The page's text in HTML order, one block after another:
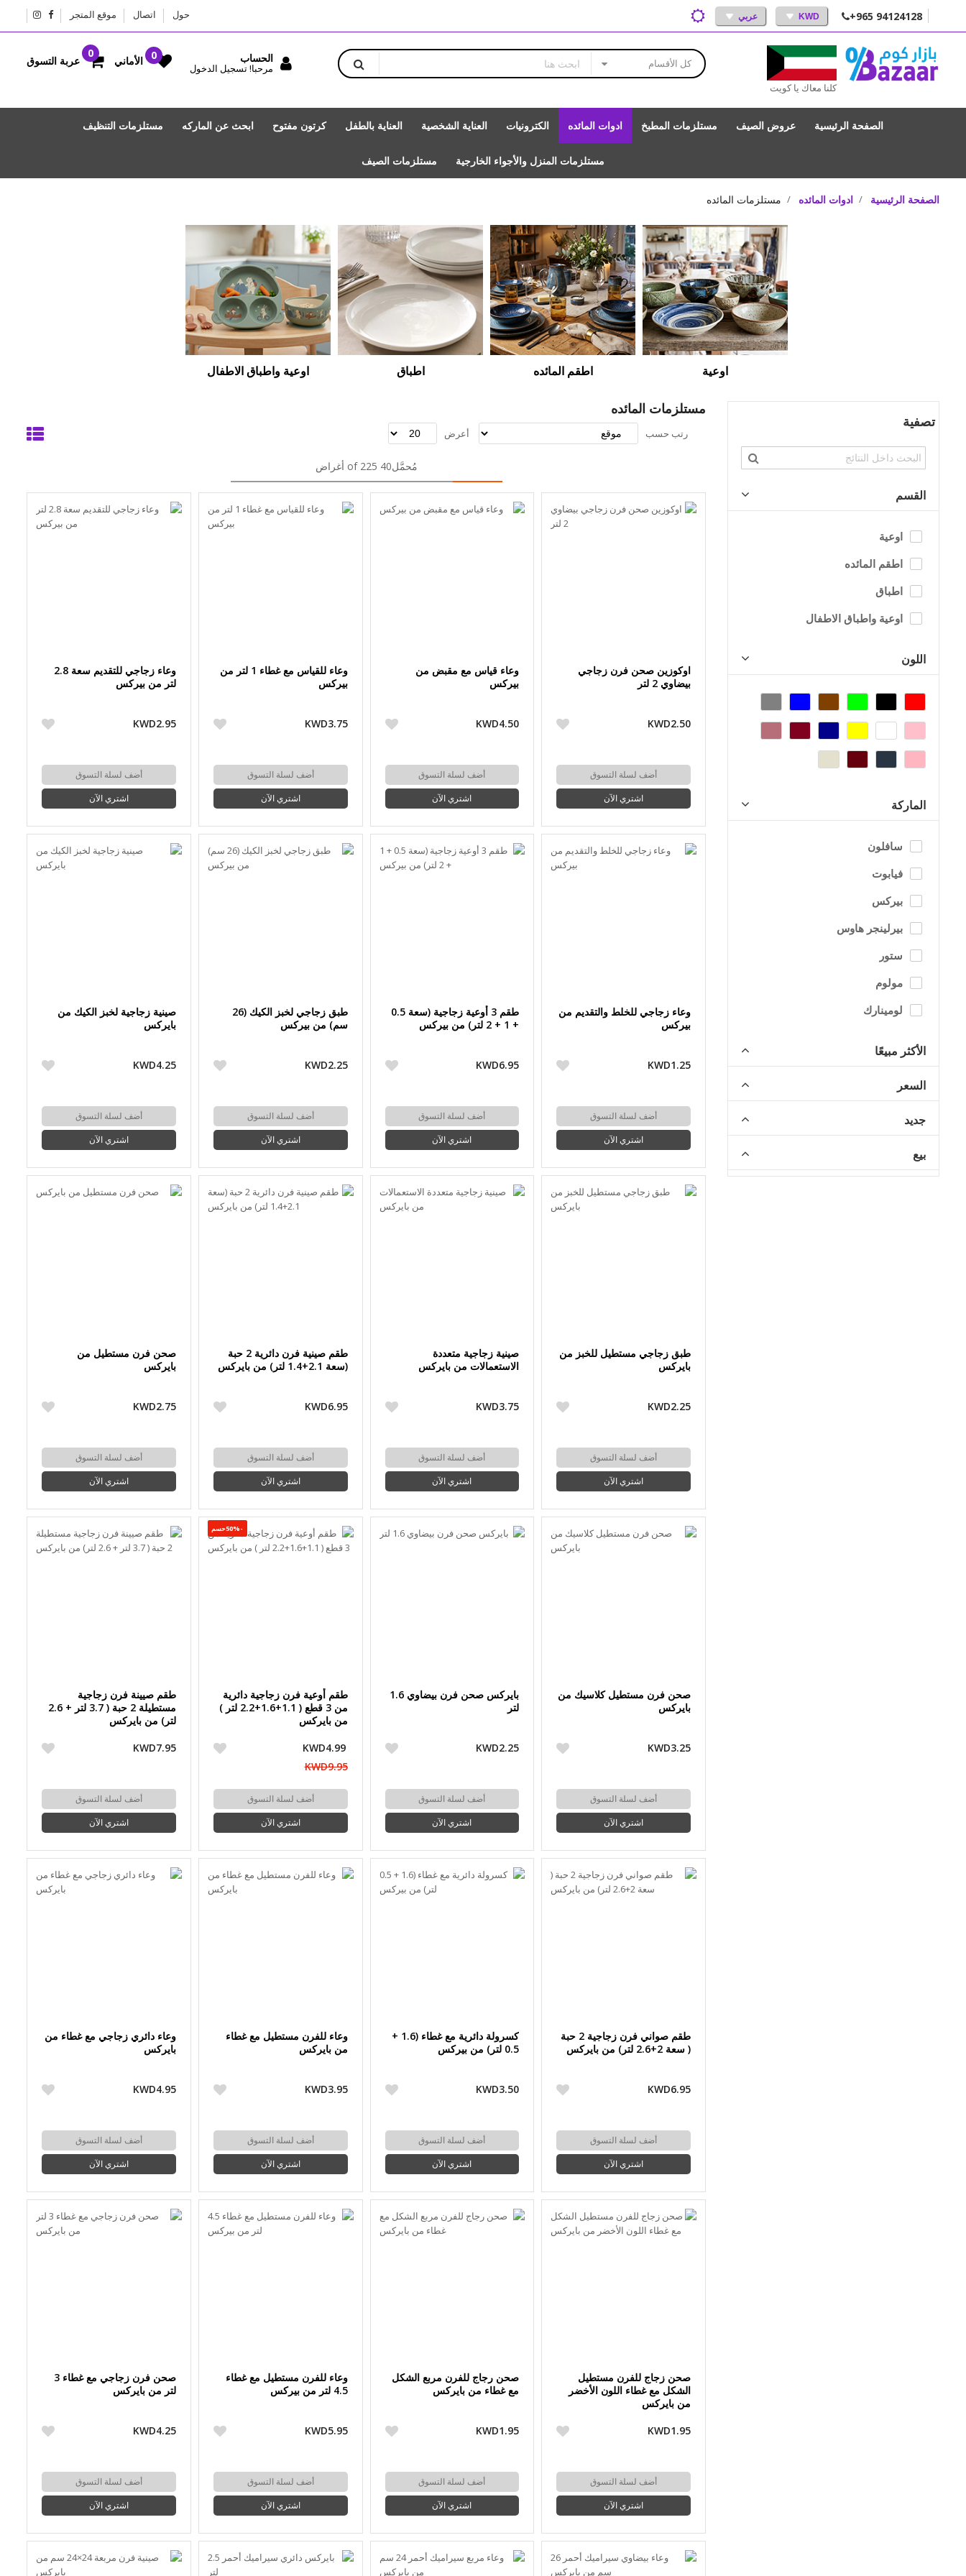
+965 94124128
KWD عربي حول اتصال موقع المتجر
كلنا معاك يا كويت
كل الأقسام
الصفحة الرئيسية عروض الصيف مستلزمات المطبخ ادوات المائده الكترونيات العناية الشخصية العناية بالطفل كرتون مفتوح ابحث عن الماركه مستلزمات التنظيف
مستلزمات المنزل والأجواء الخارجية مستلزمات الصيف
الحساب
مرحبا! تسجيل الدخول
الأماني عربة التسوق
الصفحة الرئيسية ادوات المائده مستلزمات المائده
اوعية اطقم المائده اطباق اوعية واطباق الاطفال
مستلزمات المائده
رتب حسب أعرض
مُحمَّل40 of 225 أغراض
اوكوزين صحن فرن زجاجي
بيضاوي 2 لتر
KWD2.50
أضف لسلة التسوق
اشتري الآن
وعاء قياس مع مقبض من
بيركس
KWD4.50
أضف لسلة التسوق
اشتري الآن
وعاء للقياس مع غطاء 1 لتر من
بيركس
KWD3.75
أضف لسلة التسوق
اشتري الآن
وعاء زجاجي للتقديم سعة 2.8
لتر من بيركس
KWD2.95
أضف لسلة التسوق
اشتري الآن
وعاء زجاجي للخلط والتقديم من
بيركس
KWD1.25
أضف لسلة التسوق
اشتري الآن
طقم 3 أوعية زجاجية (سعة 0.5
+ 1 + 2 لتر) من بيركس
KWD6.95
أضف لسلة التسوق
اشتري الآن
طبق زجاجي لخبز الكيك (26
سم) من بيركس
KWD2.25
أضف لسلة التسوق
اشتري الآن
صينية زجاجية لخبز الكيك من
بايركس
KWD4.25
أضف لسلة التسوق
اشتري الآن
طبق زجاجي مستطيل للخبز من
بايركس
KWD2.25
أضف لسلة التسوق
اشتري الآن
صينية زجاجية متعددة
الاستعمالات من بايركس
KWD3.75
أضف لسلة التسوق
اشتري الآن
طقم صينية فرن دائرية 2 حبة
(سعة 2.1+1.4 لتر) من بايركس
KWD6.95
أضف لسلة التسوق
اشتري الآن
صحن فرن مستطيل من
بايركس
KWD2.75
أضف لسلة التسوق
اشتري الآن
صحن فرن مستطيل كلاسيك من
بايركس
KWD3.25
أضف لسلة التسوق
اشتري الآن
بايركس صحن فرن بيضاوي 1.6
لتر
KWD2.25
أضف لسلة التسوق
اشتري الآن
-50%حسم
طقم أوعية فرن زجاجية دائرية
من 3 قطع ( 1.1+1.6+2.2 لتر )
من بايركس
KWD4.99
KWD9.95
أضف لسلة التسوق
اشتري الآن
طقم صيينة فرن زجاجية
مستطيلة 2 حبة ( 3.7 لتر + 2.6
لتر) من بايركس
KWD7.95
أضف لسلة التسوق
اشتري الآن
طقم صواني فرن زجاجية 2 حبة
( سعة 2+2.6 لتر) من بايركس
KWD6.95
أضف لسلة التسوق
اشتري الآن
كسرولة دائرية مع غطاء (1.6 +
0.5 لتر) من بيركس
KWD3.50
أضف لسلة التسوق
اشتري الآن
وعاء للفرن مستطيل مع غطاء
من بايركس
KWD3.95
أضف لسلة التسوق
اشتري الآن
وعاء دائري زجاجي مع غطاء من
بايركس
KWD4.95
أضف لسلة التسوق
اشتري الآن
صحن زجاج للفرن مستطيل
الشكل مع غطاء اللون الأخضر
من بايركس
KWD1.95
أضف لسلة التسوق
اشتري الآن
صحن رجاج للفرن مربع الشكل
مع غطاء من بايركس
KWD1.95
أضف لسلة التسوق
اشتري الآن
وعاء للفرن مستطيل مع غطاء
4.5 لتر من بيركس
KWD5.95
أضف لسلة التسوق
اشتري الآن
صحن فرن زجاجي مع غطاء 3
لتر من بايركس
KWD4.25
أضف لسلة التسوق
اشتري الآن
تصفية
القسم
اوعية
اطقم المائده
اطباق
اوعية واطباق الاطفال
اللون
الماركة
سافلون
فيابوت
بيركس
بيرلينجر هاوس
ستور
مولوم
لومينارك
الأكثر مبيعًا
السعر
جديد
بيع